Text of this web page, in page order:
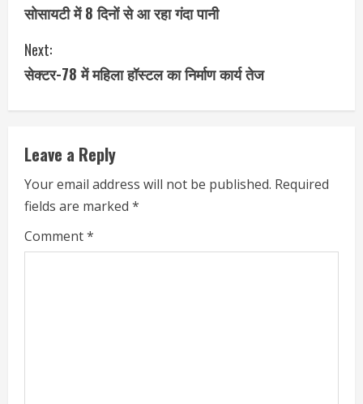
सोसायटी में 8 दिनों से आ रहा गंदा पानी
Next:
सेक्टर-78 में महिला हॉस्टल का निर्माण कार्य तेज
Leave a Reply
Your email address will not be published. Required
fields are marked *
Comment*